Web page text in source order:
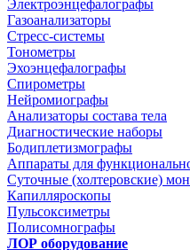
Электроэнцефалографы
Газоанализаторы
Стресс-системы
Тонометры
Эхоэнцефалографы
Спирометры
Нейромиографы
Анализаторы состава тела
Диагностические наборы
Бодиплетизмографы
Аппараты для
Суточные (холтеровские)
Капилляроскопы
Пульсоксиметры
Полисомнографы
ЛОР оборудование